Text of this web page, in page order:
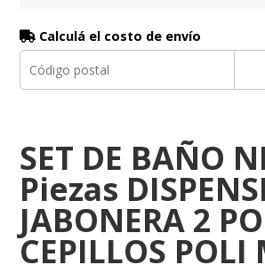
Calculá el costo de envío
SET DE BAÑO
Piezas
JABONERA 2
CEPILLOS POLI